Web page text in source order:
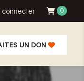
connecter 0
UN DON